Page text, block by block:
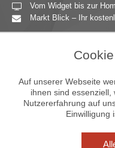
Vom Widget bis zur
Markt Blick – Ihr
Unternehmensberatung
Ernährungsgewerbe
Einzelhandel
Bildung & Wissenschaft
Auf unserer Webseite
ihnen sind
Nutzererfahrung auf
Einwilligung